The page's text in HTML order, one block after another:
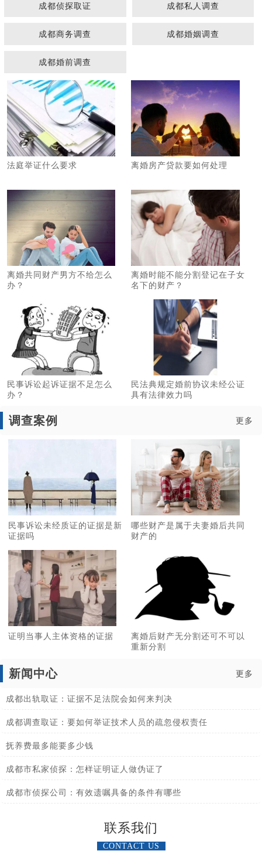
成都侦探取证 成都私人调查
成都商务调查 成都婚姻调查
成都婚前调查
法庭举证什么要求 离婚房产贷款要如何处理
离婚共同财产男方不给怎么
办？
离婚时能不能分割登记在子女
名下的财产？
民事诉讼起诉证据不足怎么
办？
民法典规定婚前协议未经公证
具有法律效力吗
调查案例 更多
民事诉讼未经质证的证据是新
证据吗
哪些财产是属于夫妻婚后共同
财产的
证明当事人主体资格的证据
离婚后财产无分割还可不可以
重新分割
新闻中心 更多
成都出轨取证：证据不足法院会如何来判决
成都调查取证：要如何举证技术人员的疏忽侵权责任
抚养费最多能要多少钱
成都市私家侦探：怎样证明证人做伪证了
成都市侦探公司：有效遗嘱具备的条件有哪些
联系我们
CONTACT US